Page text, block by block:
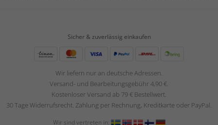
Sicher & zuverlässig einkaufen
Wir liefern nur an deutsche Adressen.
Versand- und Bearbeitungsgebühr 4,90 €.
Kostenloser Versand ab 79 € Bestellwert.
30 Tage Widerrufsrecht. Zahlung per Rechnung, Kreditkarte oder PayPal.
Wir sind vertreten in: